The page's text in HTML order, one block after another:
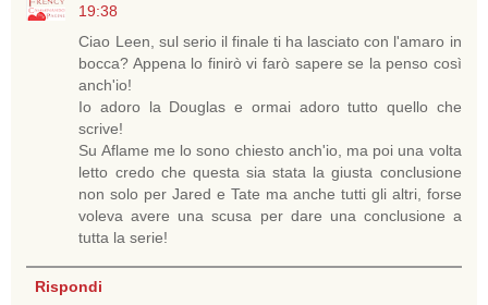
19:38
Ciao Leen, sul serio il finale ti ha lasciato con l'amaro in
bocca? Appena lo finirò vi farò sapere se la penso così
anch'io!
Io adoro la Douglas e ormai adoro tutto quello che
scrive!
Su Aflame me lo sono chiesto anch'io, ma poi una volta
letto credo che questa sia stata la giusta conclusione
non solo per Jared e Tate ma anche tutti gli altri, forse
voleva avere una scusa per dare una conclusione a
tutta la serie!
Rispondi